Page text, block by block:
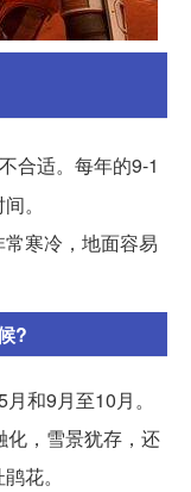
合适。每年的9-1
。
寒冷，地面容易
?
和9月至10月。
化，雪景犹存，还
花。